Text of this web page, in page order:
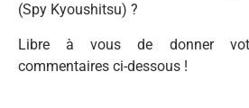
(Spy Kyoushitsu) ?
Libre à vous de donner
commentaires ci-dessous !